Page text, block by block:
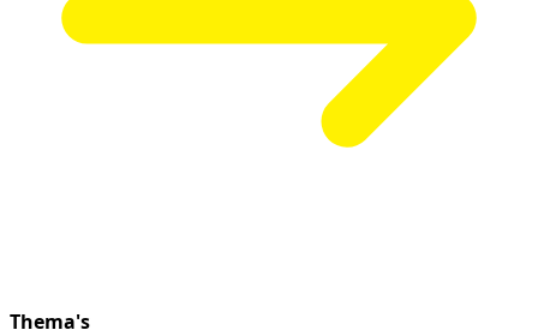
Thema's